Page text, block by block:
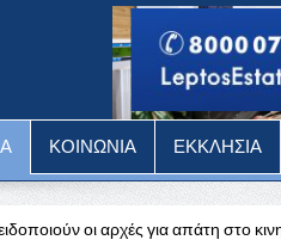
ΚΟΙΝΩΝΙΑ ΕΚΚΛΗΣΙΑ
απάτη στο κινητό, τι να προσέξετε